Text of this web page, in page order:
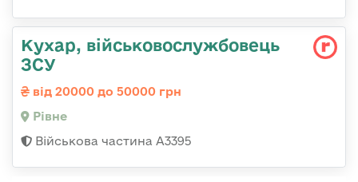
Кухар, військовослужбовець
ЗСУ
від 20000 до 50000 грн
Рівне
Військова частина А3395